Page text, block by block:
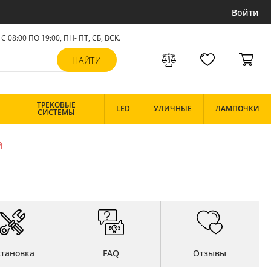
Войти
С 08:00 ПО 19:00, ПН- ПТ, СБ, ВСК.
ТРЕКОВЫЕ
СИСТЕМЫ LED УЛИЧНЫЕ ЛАМПОЧКИ
FAQ Отзывы